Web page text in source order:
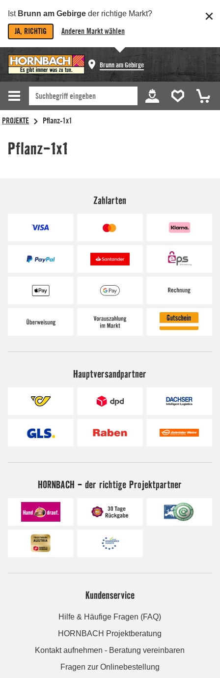
Ist Brunn am Gebirge der richtige Markt?
JA, RICHTIG Anderen Markt wählen
Brunn am Gebirge
Zahlarten
Hauptversandpartner
HORNBACH - der richtige Projektpartner
Kundenservice
Hilfe & Häufige Fragen (FAQ)
HORNBACH Projektberatung
Kontakt aufnehmen - Beratung vereinbaren
Fragen zur Onlinebestellung